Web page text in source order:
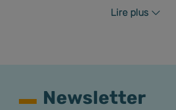
18 mg : fort, hit en gorge fort.
profiter de votre e-liquide Protect
conditions et le plus longtemps
Lire plus
Newsletter